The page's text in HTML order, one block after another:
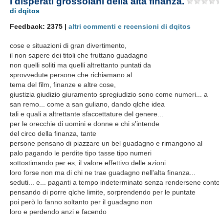
di dqitos
Feedback: 2375 |altri commenti e recensioni di dqitos
cose e situazioni di gran divertimento,
il non sapere dei titoli che fruttano guadagno
non quelli soliti ma quelli altrettanto puntati da
sprovvedute persone che richiamano al
tema del film, finanze e altre cose,
giustizia giudizio giuramento spregiudizio sono come numeri... a
san remo... come a san guliano, dando qlche idea
tali e quali a altrettante sfaccettature del genere...
per le orecchie di uomini e donne e chi s'intende
del circo della finanza, tante
persone pensano di piazzare un bel guadagno e rimangono al
palo pagando le perdite tipo tasse tipo numeri
sottostimando per es, il valore effettivo delle azioni
loro forse non ma di chi ne trae guadagno nell'alta finanza...
seduti... e... paganti a tempo indeterminato senza rendersene
pensando di porre qlche limite, sorprendendo per le puntate
poi però lo fanno soltanto per il guadagno non
loro e perdendo anzi e facendo